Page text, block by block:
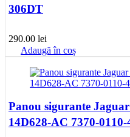
306DT
290.00 lei
Adaugă în coș
Panou sigurante
14D628-AC 7370-0110-